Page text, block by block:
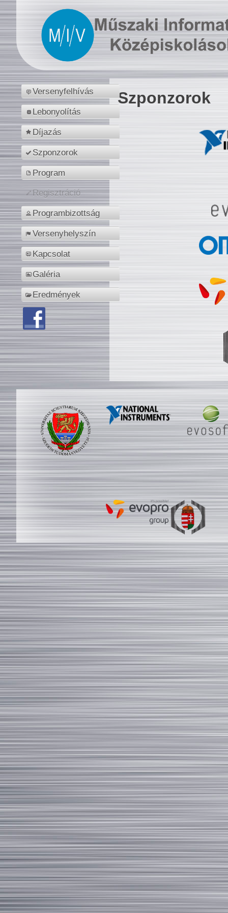
Versenyfelhívás
Lebonyolítás
Díjazás
Szponzorok
Program
Regisztráció
Programbizottság
Versenyhelyszín
Kapcsolat
Galéria
Eredmények
Szponzorok